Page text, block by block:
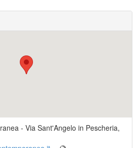
- Via Sant'Angelo in Pescheria,